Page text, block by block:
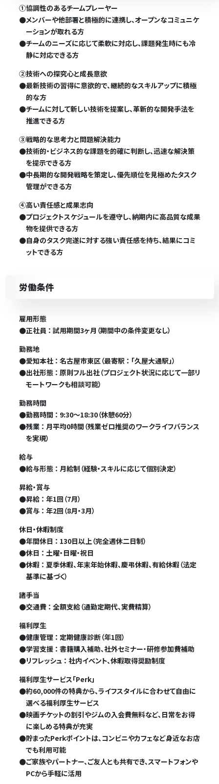
①協調性のあるチームプレーヤー
●メンバーや他部署と積極的に連携し、オープンなコミュニケ
ーションが取れる方
●チームのニーズに応じて柔軟に対応し、課題発生時にも冷
静に対応できる方
②技術への探究心と成長意欲
●最新技術の習得に意欲的で、継続的なスキルアップに積極
的な方
●チームに対して新しい技術を提案し、革新的な開発手法を
推進できる方
③戦略的な思考力と問題解決能力
●技術的・ビジネス的な課題を的確に判断し、迅速な解決策
を提示できる方
●中長期的な開発戦略を策定し、優先順位を見極めたタスク
管理ができる方
④高い責任感と成果志向
●プロジェクトスケジュールを遵守し、納期内に高品質な成果
物を提供できる方
●自身のタスク完遂に対する強い責任感を持ち、結果にコミ
ットできる方
労働条件
雇用形態
●正社員 ： 試用期間3ヶ月（期間中の条件変更なし）
勤務地
●愛知本社 ： 名古屋市東区（最寄駅 ： 「久屋大通駅」）
●出社形態 ： 原則フル出社（プロジェクト状況に応じて一部リ
モートワークも相談可能）
勤務時間
●勤務時間 ： 9:30～18:30（休憩60分）
●残業 ： 月平均0時間（残業ゼロ推奨のワークライフバランス
を実現）
給与
●給与形態 ： 月給制（経験・スキルに応じて個別決定）
昇給・賞与
●昇給 ： 年1回（7月）
●賞与 ： 年2回（8月・3月）
休日・休暇制度
●年間休日 ： 130日以上（完全週休二日制）
●休日 ： 土曜・日曜・祝日
●休暇 ： 夏季休暇、年末年始休暇、慶弔休暇、有給休暇（法定
基準に基づく）
諸手当
●交通費 ： 全額支給（通勤定期代、実費精算）
福利厚生
●健康管理 ： 定期健康診断（年1回）
●学習支援 ： 書籍購入補助、社外セミナー・研修参加費補助
●リフレッシュ ： 社内イベント、休暇取得奨励制度
福利厚生サービス「Perk」
●約60,000件の特典から、ライフスタイルに合わせて自由に
選べる福利厚生サービス
●映画チケットの割引やジムの入会費無料など、日常をお得
に楽しめる特典が充実
●貯まったPerkポイントは、コンビニやカフェなど身近なお店
でも利用可能
●ご家族やパートナー、ご友人とも共有でき、スマートフォンや
PCから手軽に活用